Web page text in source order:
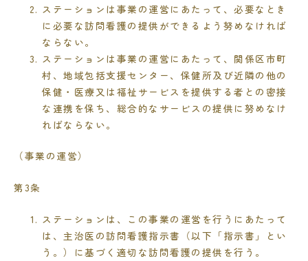
ステーションは事業の運営にあたって、必要なとき
に必要な訪問看護の提供ができるよう努めなければ
ならない。
ステーションは事業の運営にあたって、関係区市町
村、地域包括支援センター、保健所及び近隣の他の
保健・医療又は福祉サービスを提供する者との密接
な連携を保ち、総合的なサービスの提供に努めなけ
ればならない。
（事業の運営）
第3条
ステーションは、この事業の運営を行うにあたって
は、主治医の訪問看護指示書（以下「指示書」とい
う。）に基づく適切な訪問看護の提供を行う。